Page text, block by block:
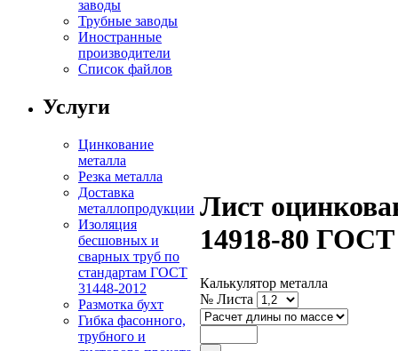
заводы
Трубные заводы
Иностранные
производители
Список файлов
Услуги
Цинкование
металла
Резка металла
Доставка
металлопродукции
Изоляция
бесшовных и
сварных труб по
стандартам ГОСТ
31448-2012
Размотка бухт
Гибка фасонного,
трубного и
Лист
14918-80 ГОСТ
Калькулятор металла
№ Листа